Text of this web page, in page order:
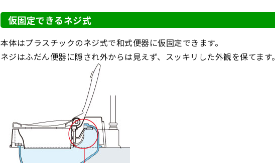
仮固定できるネジ式
本体はプラスチックのネジ式で和式便器に仮固定できます。
ネジはふだん便器に隠され外からは見えず、スッキリした外観を保てます。